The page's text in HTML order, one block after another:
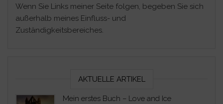
Wenn Sie Links meiner Seite folgen, begeben Sie sich
außerhalb meines Einfluss- und
Zuständigkeitsbereiches.
AKTUELLE ARTIKEL
Mein erstes Buch – Love and Ice